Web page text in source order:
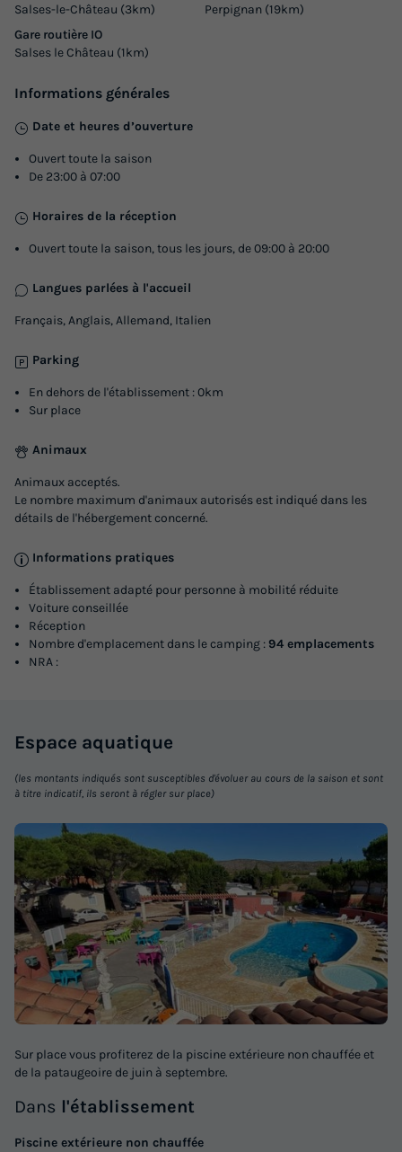
Salses-le-Château (3km)
Perpignan (19km)
Gare routière IO
Salses le Château (1km)
Informations générales
Date et heures d’ouverture
Ouvert toute la saison
De 23:00 à 07:00
Horaires de la réception
Ouvert toute la saison, tous les jours, de 09:00 à 20:00
Langues parlées à l'accueil
Français, Anglais, Allemand, Italien
Parking
En dehors de l'établissement : 0km
Sur place
Animaux
Animaux acceptés.
Le nombre maximum d'animaux autorisés est indiqué dans les
détails de l'hébergement concerné.
Informations pratiques
Établissement adapté pour personne à mobilité réduite
Voiture conseillée
Réception
Nombre d'emplacement dans le camping : 94 emplacements
NRA :
Espace aquatique
(les montants indiqués sont susceptibles d'évoluer au cours de la saison et sont
à titre indicatif, ils seront à régler sur place)
Sur place vous profiterez de la piscine extérieure non chauffée et
de la pataugeoire de juin à septembre.
Dans l'établissement
Piscine extérieure non chauffée